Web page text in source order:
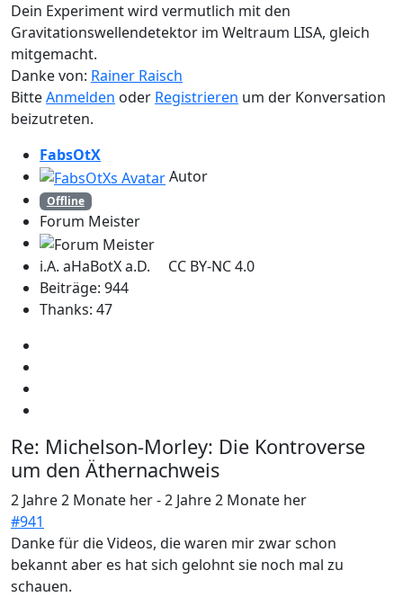
Dein Experiment wird vermutlich mit den
Gravitationswellendetektor im Weltraum LISA, gleich
mitgemacht.
Danke von: Rainer Raisch
BitteAnmelden oder Registrieren um der Konversation
beizutreten.
FabsOtX
Autor
Offline
Forum Meister
i.A. aHaBotX a.D. CC BY-NC 4.0
Beiträge: 944
Thanks: 47
Re: Michelson-Morley: Die Kontroverse
um den Äthernachweis
2 Jahre 2 Monate her-2 Jahre 2 Monate her
#941
Danke für die Videos, die waren mir zwar schon
bekannt aber es hat sich gelohnt sie noch mal zu
schauen.